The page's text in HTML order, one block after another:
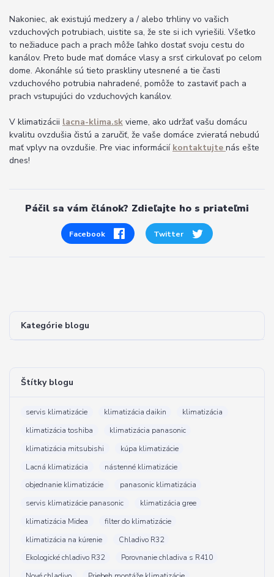
Kategórie blogu
Štítky blogu
servis klimatizácie klimatizácia daikin
klimatizácia
klimatizácia toshiba
klimatizácia panasonic
klimatizácia mitsubishi
kúpa klimatizácie
Lacná klimatizácia
nástenné klimatizácie
objednanie klimatizácie
panasonic klimatizácia
servis klimatizácie panasonic
klimatizácia gree
klimatizácia Midea
filter do klimatizácie
klimatizácia na kúrenie
Chladivo R32
Ekologické chladivo R32
Porovnanie chladiva s R410
Nakoniec, ak existujú medzery a / alebo trhliny vo vašich
vzduchových potrubiach, uistite sa, že ste si ich vyriešili. Všetko
to nežiaduce pach a prach môže ľahko dostať svoju cestu do
kanálov. Preto bude mať domáce vlasy a srsť cirkulovať po celom
dome. Akonáhle sú tieto praskliny utesnené a tie časti
vzduchového potrubia nahradené, pomôže to zastaviť pach a
prach vstupujúci do vzduchových kanálov.
V klimatizácii lacna-klima.sk vieme, ako udržať vašu domácu
kvalitu ovzdušia čistú a zaručiť, že vaše domáce zvieratá nebudú
mať vplyv na ovzdušie. Pre viac informácií kontaktujte nás ešte
dnes!
Páčil sa vám článok? Zdieľajte ho s priateľmi
Facebook Twitter